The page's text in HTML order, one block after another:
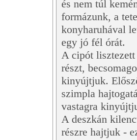
és nem túl
formázunk, a
konyharuhával
egy jó fél órát.
A cipót
részt,
kinyújtjuk.
szimpla
vastagra
A deszkán
részre hajtjuk -